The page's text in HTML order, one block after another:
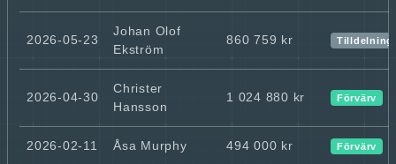
2026-05-23
Johan Olof
Ekström
860 759 kr Tilldelning
2026-04-30
Christer
Hansson
1 024 880 kr Förvärv
2026-02-11 Åsa Murphy 494 000 kr Förvärv